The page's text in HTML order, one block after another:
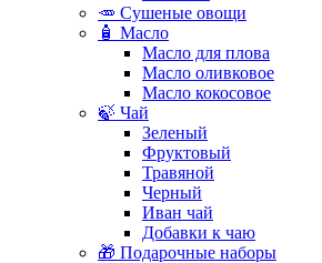
🥕 Сушеные овощи
🧴 Масло
Масло для плова
Масло оливковое
Масло кокосовое
🍃 Чай
Зеленый
Фруктовый
Травяной
Черный
Иван чай
Добавки к чаю
🎁 Подарочные наборы